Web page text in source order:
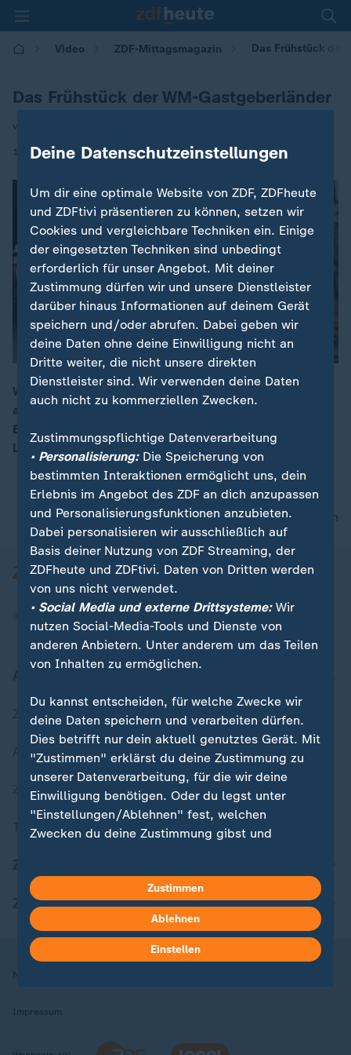
Video ZDF-Mittagsmagazin Das Frühstück der
Das Frühstück der WM-Gastgeberländer
von Jutta Müller
15.06.2026 | 12:00
Was kommt in den USA, Kanada und Mexiko morgens
auf den Tisch? Mima-Reporterin Jutta Müller schaut in
Berliner Küchen und zeigt typische Gerichte aus den
Ländern.
nach oben
Zuletzt veröffentlicht
Aktuelle Sendungs-Videos
ZDFheute Stories
Themen im Überblick
ZDFheute Apps
Nutzungsbedingungen
Impressum
Deine Datenschutzeinstellungen
Um dir eine optimale Website von ZDF, ZDFheute
und ZDFtivi präsentieren zu können, setzen wir
Cookies und vergleichbare Techniken ein. Einige
der eingesetzten Techniken sind unbedingt
erforderlich für unser Angebot. Mit deiner
Zustimmung dürfen wir und unsere Dienstleister
darüber hinaus Informationen auf deinem Gerät
speichern und/oder abrufen. Dabei geben wir
deine Daten ohne deine Einwilligung nicht an
Dritte weiter, die nicht unsere direkten
Dienstleister sind. Wir verwenden deine Daten
auch nicht zu kommerziellen Zwecken.
Zustimmungspflichtige Datenverarbeitung
• Personalisierung:Die Speicherung von
bestimmten Interaktionen ermöglicht uns, dein
Erlebnis im Angebot des ZDF an dich anzupassen
und Personalisierungsfunktionen anzubieten.
Dabei personalisieren wir ausschließlich auf
Basis deiner Nutzung von ZDF Streaming, der
ZDFheute und ZDFtivi. Daten von Dritten werden
von uns nicht verwendet.
• Social Media und externe Drittsysteme:Wir
nutzen Social-Media-Tools und Dienste von
anderen Anbietern. Unter anderem um das Teilen
von Inhalten zu ermöglichen.
Du kannst entscheiden, für welche Zwecke wir
deine Daten speichern und verarbeiten dürfen.
Dies betrifft nur dein aktuell genutztes Gerät. Mit
"Zustimmen" erklärst du deine Zustimmung zu
unserer Datenverarbeitung, für die wir deine
Einwilligung benötigen. Oder du legst unter
"Einstellungen/Ablehnen" fest, welchen
Zwecken du deine Zustimmung gibst und
in deinen Einstellungen widerrufen oder ändern.
Hier findest du das Impressum.
Weitere Informationen findest du in unserer
Datenschutzerklärung.
Zustimmen
Ablehnen
Einstellen